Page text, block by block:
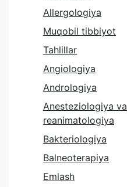
Allergologiya
Muqobil tibbiyot
Tahlillar
Angiologiya
Andrologiya
Anesteziologiya va
reanimatologiya
Bakteriologiya
Balneoterapiya
Emlash